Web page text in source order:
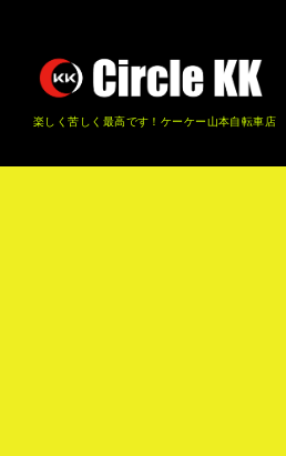
楽しく苦しく最高です！ケーケー山本自転車店